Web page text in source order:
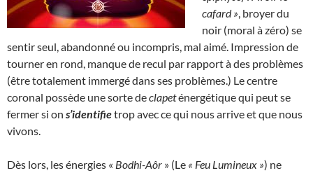
cafard » , broyer du
noir (moral à zéro) se
sentir seul, abandonné ou incompris, mal aimé. Impression de
tourner en rond, manque de recul par rapport à des problèmes
(être totalement immergé dans ses problèmes.) Le centre
coronal possède une sorte declapeténergétique qui peut se
fermer si on s’identifietrop avec ce qui nous arrive et que nous
vivons.
Dès lors, les énergies « Bodhi-Aôr » (Le « Feu Lumineux ») ne